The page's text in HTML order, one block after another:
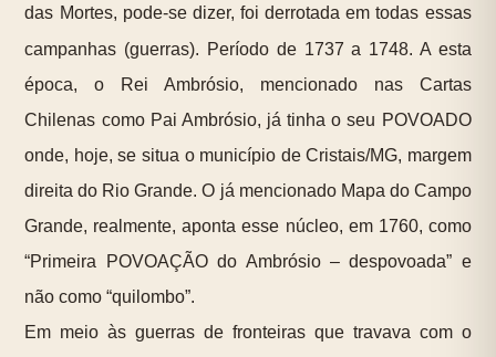
das Mortes, pode-se dizer, foi derrotada em todas essas
campanhas (guerras). Período de 1737 a 1748. A esta
época, o Rei Ambrósio, mencionado nas Cartas
Chilenas como Pai Ambrósio, já tinha o seu POVOADO
onde, hoje, se situa o município de Cristais/MG, margem
direita do Rio Grande. O já mencionado Mapa do Campo
Grande, realmente, aponta esse núcleo, em 1760, como
“Primeira POVOAÇÃO do Ambrósio – despovoada” e
não como “quilombo”.
Em meio às guerras de fronteiras que travava com o